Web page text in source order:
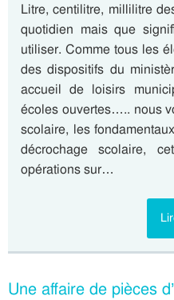
Litre, centilitre, millilitre
quotidien mais que
utiliser. Comme tous les
des dispositifs du
accueil de loisirs
écoles ouvertes….. nous
scolaire, les
décrochage scolaire,
opérations sur…
Une affaire de pièces